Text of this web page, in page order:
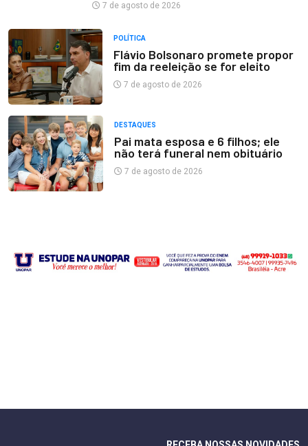
7 de agosto de 2026
POLÍTICA
Flávio Bolsonaro promete propor
fim da reeleição se for eleito
7 de agosto de 2026
DESTAQUES
Pai mata esposa e 6 filhos; ele
não terá funeral nem obituário
7 de agosto de 2026